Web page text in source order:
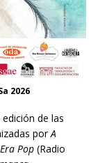
2026
de las
porA
Pop (Radio